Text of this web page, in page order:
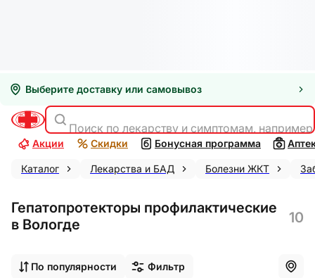
Выберите доставку или самовывоз
Поиск по лекарству и симптомам,
Акции Скидки Бонусная программа
Каталог Лекарства и БАД Болезни ЖКТ
Гепатопротекторы профилактические
в Вологде
10
По популярности Фильтр